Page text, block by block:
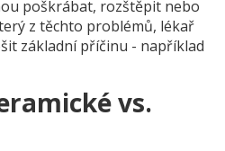
poškrábat, rozštěpit nebo
z těchto problémů, lékař
základní příčinu - například
vs.